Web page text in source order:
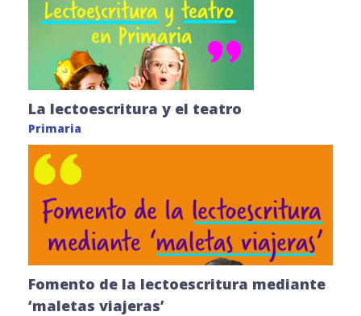
La lectoescritura y el teatro
Primaria
Fomento de la lectoescritura mediante
‘maletas viajeras’